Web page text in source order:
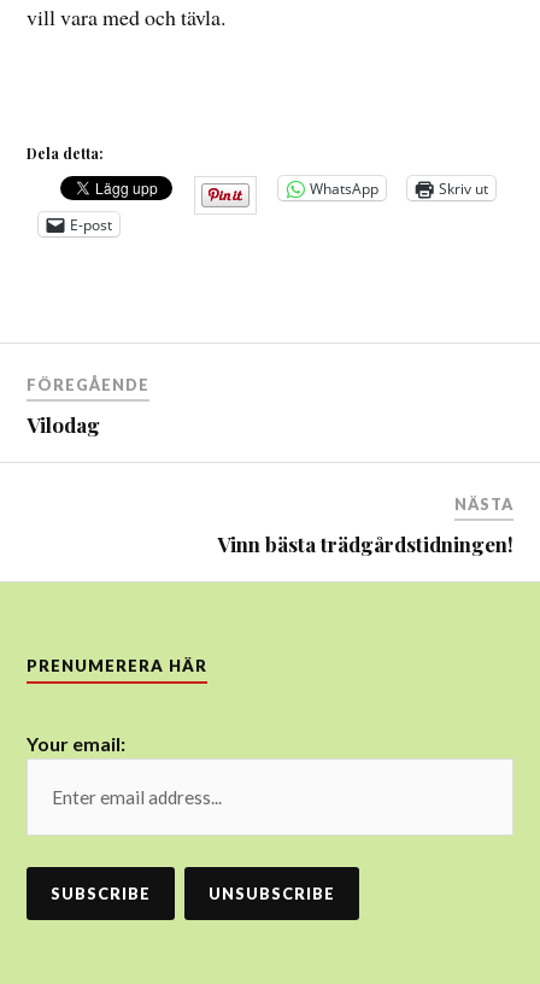
vill vara med och tävla.
Dela detta:
WhatsApp
Skriv ut
E-post
Inläggsnavigering
FÖREGÅENDE
Vilodag
NÄSTA
Vinn bästa trädgårdstidningen!
PRENUMERERA HÄR
Your email: